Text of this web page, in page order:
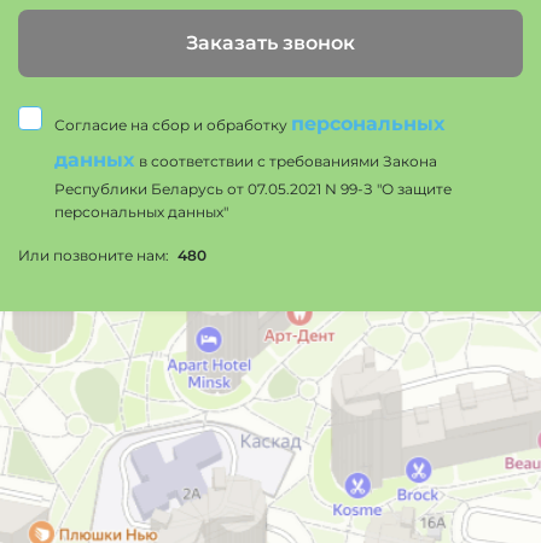
Заказать звонок
Или позвоните нам: 480
Согласие на сбор и обработку персональных
данных в соответствии с требованиями Закона
Республики Беларусь от 07.05.2021 N 99-З "О защите
персональных данных"